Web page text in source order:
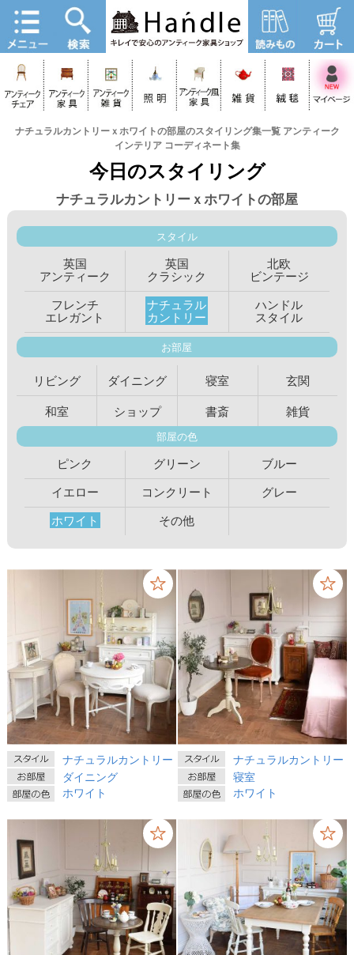
ナチュラルカントリーｘホワイトの部屋のスタイリング集一覧 アンティーク
インテリア コーディネート集
今日のスタイリング
ナチュラルカントリーｘホワイトの部屋
スタイル
英国
アンティーク
英国
クラシック
北欧
ビンテージ
フレンチ
エレガント
ナチュラル
カントリー
ハンドル
スタイル
お部屋
リビング ダイニング 寝室
玄関
和室
ショップ 書斎 雑貨
部屋の色
ピンク グリーン
ブルー
イエロー
コンクリート
グレー
ホワイト
その他
ナチュラルカントリー
ダイニング
ホワイト
ナチュラルカントリー
寝室
ホワイト